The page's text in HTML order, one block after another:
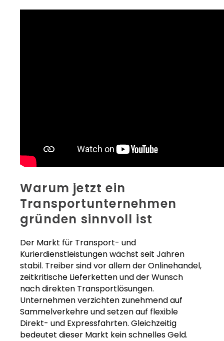
Warum jetzt ein
Transportunternehmen
gründen sinnvoll ist
Der Markt für Transport- und
Kurierdienstleistungen wächst seit Jahren
stabil. Treiber sind vor allem der Onlinehandel,
zeitkritische Lieferketten und der Wunsch
nach direkten Transportlösungen.
Unternehmen verzichten zunehmend auf
Sammelverkehre und setzen auf flexible
Direkt- und Expressfahrten. Gleichzeitig
bedeutet dieser Markt kein schnelles Geld.